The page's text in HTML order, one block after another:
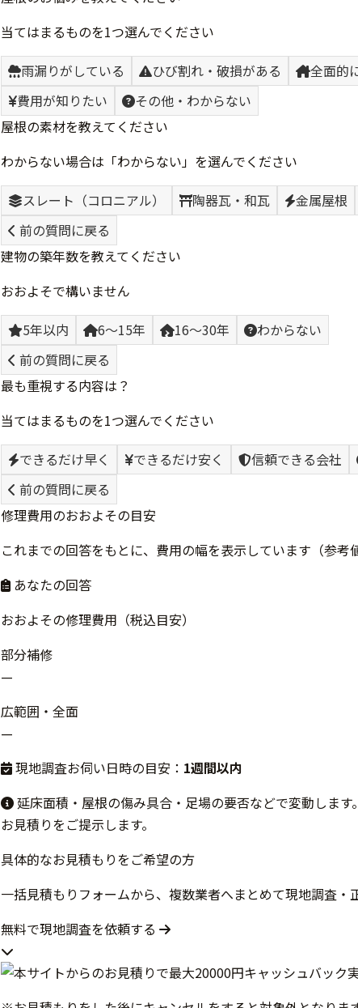
当てはまるものを1つ選んでください
雨漏りがしている
ひび割れ・破損がある 全面的
費用が知りたい
その他・わからない
屋根の素材を教えてください
わからない場合は「わからない」を選んでください
スレート（コロニアル）
陶器瓦・和瓦 金属屋根
前の質問に戻る
建物の築年数を教えてください
おおよそで構いません
5年以内
6〜15年 16〜30年
わからない
前の質問に戻る
最も重視する内容は？
当てはまるものを1つ選んでください
できるだけ早く
できるだけ安く 信頼できる会社
前の質問に戻る
修理費用のおおよその目安
これまでの回答をもとに、費用の幅を表示しています（参考
あなたの回答
おおよその修理費用（税込目安）
部分補修
—
広範囲・全面
—
現地調査お伺い日時の目安： 1週間以内
延床面積・屋根の傷み具合・足場の要否などで変動しま
お見積りをご提示します。
具体的なお見積もりをご希望の方
一括見積もりフォームから、複数業者へまとめて現地調査・
無料で現地調査を依頼する